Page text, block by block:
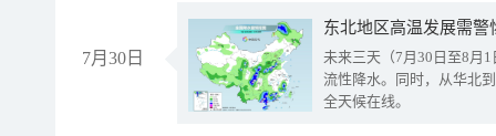
7月30日
东北地区高温发展需
未来三天（7月30日至8月
流性降水。同时，从华北
全天候在线。